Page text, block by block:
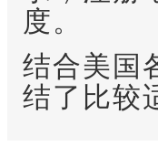
度。
结合美国
结了比较